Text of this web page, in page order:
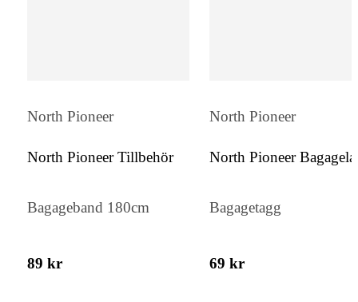
North Pioneer
North Pioneer Tillbehör
Bagageband 180cm
89 kr
North Pioneer
North Pioneer
Bagagetagg
69 kr